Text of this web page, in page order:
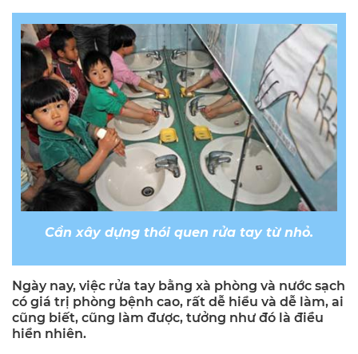
Cần xây dựng thói quen rửa tay từ nhỏ.
Ngày nay, việc rửa tay bằng xà phòng và nước sạch
có giá trị phòng bệnh cao, rất dễ hiểu và dễ làm, ai
cũng biết, cũng làm được, tưởng như đó là điều
hiển nhiên.